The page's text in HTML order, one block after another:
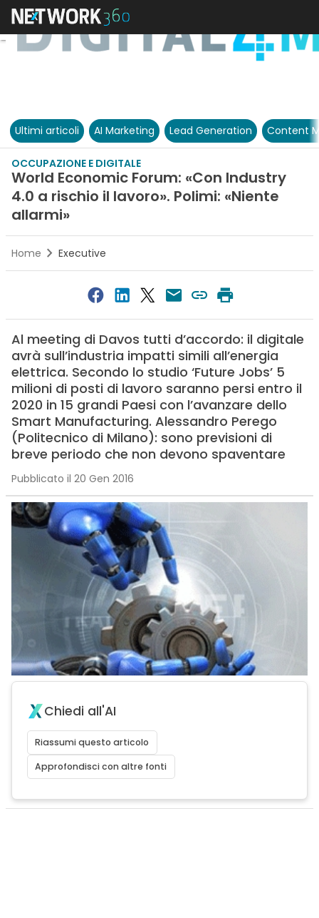
Ultimi articoli AI Marketing Lead Generation Content
OCCUPAZIONE E DIGITALE
World Economic Forum: «Con Industry
4.0 a rischio il lavoro». Polimi: «Niente
allarmi»
Home Executive
Al meeting di Davos tutti d’accordo: il digitale
avrà sull’industria impatti simili all’energia
elettrica. Secondo lo studio ‘Future Jobs’ 5
milioni di posti di lavoro saranno persi entro il
2020 in 15 grandi Paesi con l’avanzare dello
Smart Manufacturing. Alessandro Perego
(Politecnico di Milano): sono previsioni di
breve periodo che non devono spaventare
Pubblicato il 20 Gen 2016
Chiedi all'AI
Riassumi questo articolo
Approfondisci con altre fonti